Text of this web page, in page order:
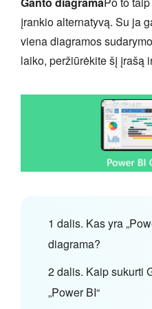
įrankio alternatyvą. Su ja
viena diagramos
laiko, peržiūrėkite šį įrašą
1 dalis. Kas yra
diagrama?
2 dalis. Kaip sukurti
„Power BI“